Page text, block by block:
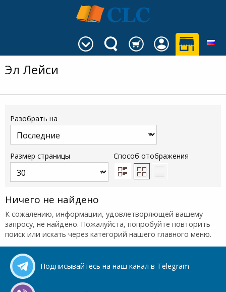
Эл Лейси
Разобрать на
Размер страницы Способ отображения
Ничего не найдено
К сожалению, информации, удовлетворяющей вашему
запросу, не найдено. Пожалуйста, попробуйте повторить
поиск или искать через категорий нашего главного меню.
Подписывайтесь на наш канал в Telegram